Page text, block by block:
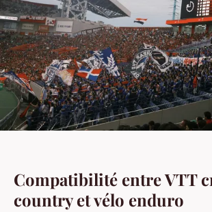
Compatibilité entre VTT
country et vélo enduro